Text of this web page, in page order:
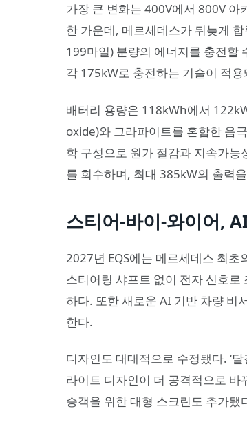
가장 큰 변화는 400V에서 800V 아
한 가운데, 메르세데스가 뒤늦게
199마일) 분량의 에너지를 충전할
각 175kW로 충전하는 기술이 적
배터리 용량은 118kWh에서
oxide)와 그라파이트를 혼합한 음
학 구성으로 원가 절감과 지속가
를 회수하며, 최대 385kW의 출력
스티어-바이-와이어,
2027년 EQS에는 메르세데스 최
스티어링 샤프트 없이 전자 신호
하다. 또한 새로운 AI 기반 차량 비
한다.
디자인도 대대적으로 수정됐다. ‘
라이트 디자인이 더 공격적으로
승객을 위한 대형 스크린도 추가됐